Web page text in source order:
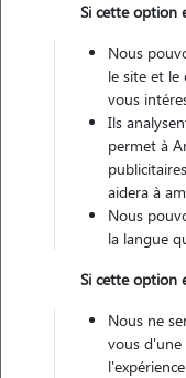
Pas d'animaux
Véhiculé
Gardes réalisées
L'envoi
Si cette option
Nous
le site et le
vous
Ils
permet à
aidera à
Nous
la langue
Si cette option
Nous ne
vous d'une